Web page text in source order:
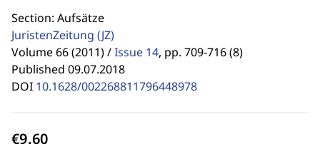
Section: Aufsätze
JuristenZeitung (JZ)
Volume 66 (2011) /Issue 14, pp. 709-716 (8)
Published 09.07.2018
DOI 10.1628/002268811796448978